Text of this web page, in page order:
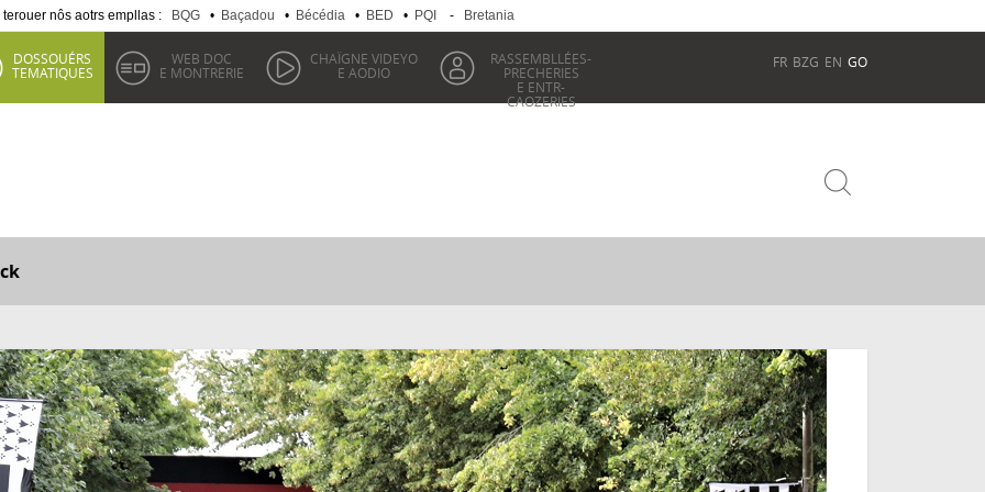
terouer nôs aotrs empllas : BQG • Baçadou • Bécédia • BED • PQI - Bretania
DOSSOUÉRS
TEMATIQUES
WEB DOC
E MONTRERIE
CHAÏGNE VIDEYO
E AODIO
RASSEMBLLÉES-
PRECHERIES
E ENTR-
CAOZERIES
FR BZG EN GO